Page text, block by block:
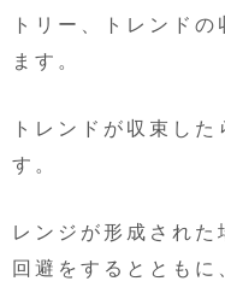
トリー、トレンド
ます。
トレンドが収束し
す。
レンジが形成され
回避をするとともに